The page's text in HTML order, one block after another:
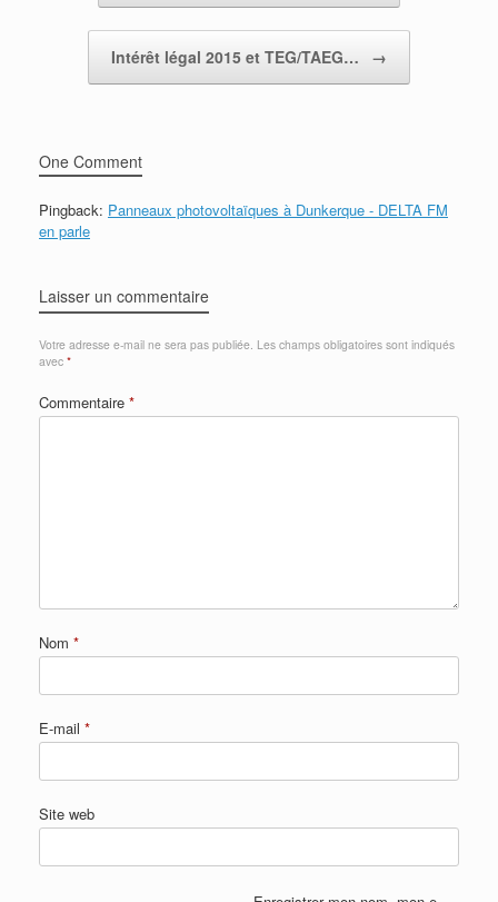
Intérêt légal 2015 et TEG/TAEG… →
One Comment
Pingback: Panneaux photovoltaïques à Dunkerque - DELTA FM
en parle
Laisser un commentaire
Votre adresse e-mail ne sera pas publiée. Les champs obligatoires sont indiqués
avec *
Commentaire *
Nom *
E-mail *
Site web